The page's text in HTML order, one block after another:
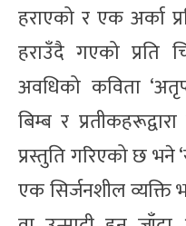
हराएको र एक अर्का
हराउँदै गएको प्रति
अवधिको कविता
बिम्ब र
प्रस्तुति गरिएको छ भने
एक सिर्जनशील व्यक्ति